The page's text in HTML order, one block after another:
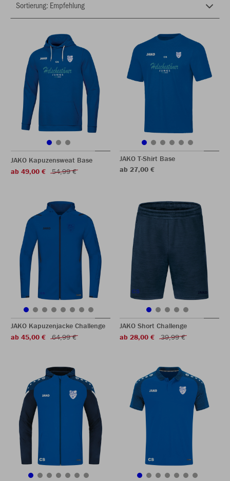
JAKO Kapuzensweat Base
ab 49,00 €
54,99 €
JAKO T-Shirt Base
ab 27,00 €
JAKO Kapuzenjacke Challenge
ab 45,00 €
64,99 €
JAKO Short Challenge
ab 28,00 €
39,99 €